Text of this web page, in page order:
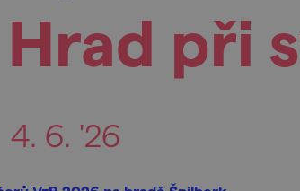
při
4. 6. '26